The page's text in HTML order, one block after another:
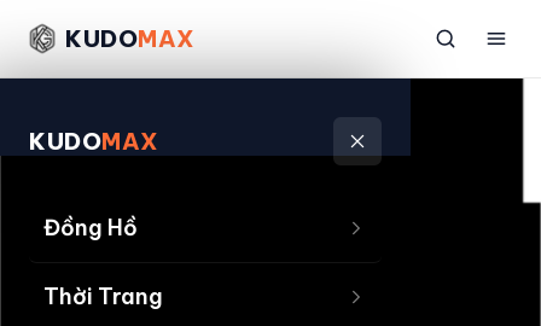
KUDOMAX
KUDOMAX
Đồng Hồ
Thời Trang